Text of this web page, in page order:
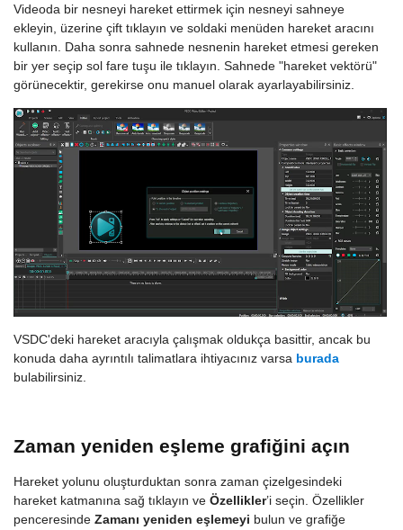
Videoda bir nesneyi hareket ettirmek için nesneyi sahneye
ekleyin, üzerine çift tıklayın ve soldaki menüden hareket aracını
kullanın. Daha sonra sahnede nesnenin hareket etmesi gereken
bir yer seçip sol fare tuşu ile tıklayın. Sahnede "hareket vektörü"
görünecektir, gerekirse onu manuel olarak ayarlayabilirsiniz.
VSDC'deki hareket aracıyla çalışmak oldukça basittir, ancak bu
konuda daha ayrıntılı talimatlara ihtiyacınız varsa burada
bulabilirsiniz.
Zaman yeniden eşleme grafiğini açın
Hareket yolunu oluşturduktan sonra zaman çizelgesindeki
hareket katmanına sağ tıklayın ve Özellikler’i seçin. Özellikler
penceresinde Zamanı yeniden eşlemeyi bulun ve grafiğe